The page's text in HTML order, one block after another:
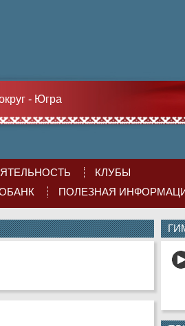
- Югра
КЛУБЫ
ПОЛЕЗНАЯ